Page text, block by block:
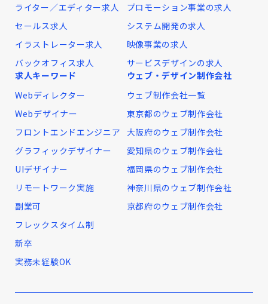
ライター／エディター求人
セールス求人
イラストレーター求人
バックオフィス求人
プロモーション事業の求人
システム開発の求人
映像事業の求人
サービスデザインの求人
求人キーワード
Webディレクター
Webデザイナー
フロントエンドエンジニア
グラフィックデザイナー
UIデザイナー
リモートワーク実施
副業可
フレックスタイム制
新卒
実務未経験OK
ウェブ・デザイン制作会社
ウェブ制作会社一覧
東京都のウェブ制作会社
大阪府のウェブ制作会社
愛知県のウェブ制作会社
福岡県のウェブ制作会社
神奈川県のウェブ制作会社
京都府のウェブ制作会社